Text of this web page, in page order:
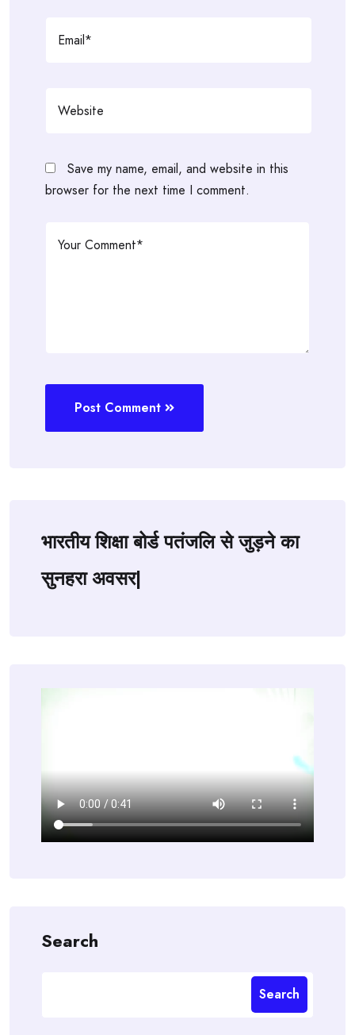
Save my name, email, and website in this
browser for the next time I comment.
Post Comment
भारतीय शिक्षा बोर्ड पतंजलि से जुड़ने का
सुनहरा अवसर|
Search
Search